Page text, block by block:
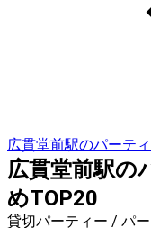
広貫堂前駅のパーテ
広貫堂前駅の
めTOP20
貸切パーティー / パ